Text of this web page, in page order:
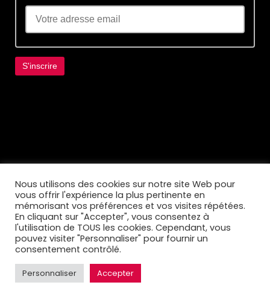
Nous utilisons des cookies sur notre site Web pour
vous offrir l'expérience la plus pertinente en
mémorisant vos préférences et vos visites répétées.
En cliquant sur "Accepter", vous consentez à
l'utilisation de TOUS les cookies. Cependant, vous
pouvez visiter "Personnaliser" pour fournir un
consentement contrôlé.
Personnaliser Accepter